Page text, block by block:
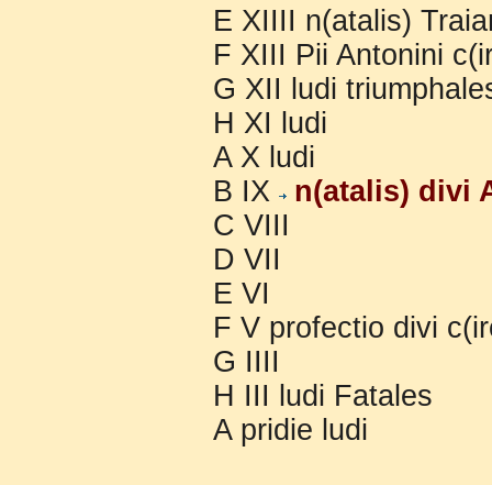
E XIIII n(atalis)
F XIII Pii Antonini
G XII ludi
H XI ludi
A X ludi
B IX
n(atalis) divi
C VIII
D VII
E VI
F V profectio divi
G IIII
H III ludi Fatales
A pridie ludi